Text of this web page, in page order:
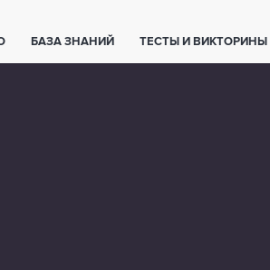
БАЗА ЗНАНИЙ ТЕСТЫ И ВИКТОРИНЫ